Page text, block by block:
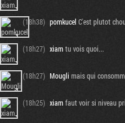
(18h38) pomkucel C'est plutot
(18h27) xiamtu vois quoi...
(18h27) Mougli mais qui
(18h25) xiamfaut voir si niveau